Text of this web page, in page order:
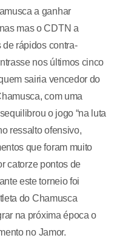
a ganhar
mas o CDTN a
de rápidos contra-
nos últimos cinco
sairia vencedor do
com uma
o jogo “na luta
ressalto ofensivo,
que foram muito
catorze pontos de
este torneio foi
do Chamusca
na próxima época o
no Jamor.